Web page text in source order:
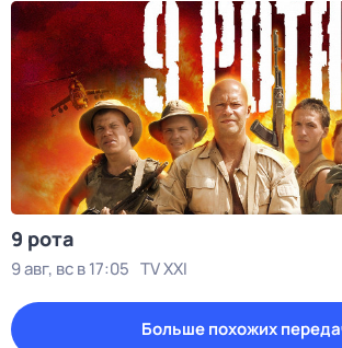
9 рота
9 авг, вс в 17:05 TV XXI
Больше похожих